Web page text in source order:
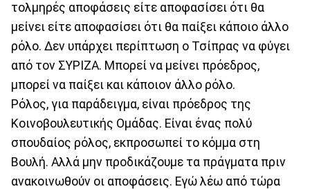
τολμηρές αποφάσεις είτε αποφασίσει ότι θα
μείνει είτε αποφασίσει ότι θα παίξει κάποιο άλλο
ρόλο. Δεν υπάρχει περίπτωση ο Τσίπρας να φύγει
από τον ΣΥΡΙΖΑ. Μπορεί να μείνει πρόεδρος,
μπορεί να παίξει και κάποιον άλλο ρόλο.
Ρόλος, για παράδειγμα, είναι πρόεδρος της
Κοινοβουλευτικής Ομάδας. Είναι ένας πολύ
σπουδαίος ρόλος, εκπροσωπεί το κόμμα στη
Βουλή. Αλλά μην προδικάζουμε τα πράγματα πριν
ανακοινωθούν οι αποφάσεις. Εγώ λέω από τώρα